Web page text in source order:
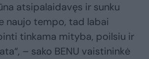
atsipalaidavęs ir sunku
naujo tempo, tad labai
tinkama mityba, poilsiu ir
– sako BENU vaistininkė